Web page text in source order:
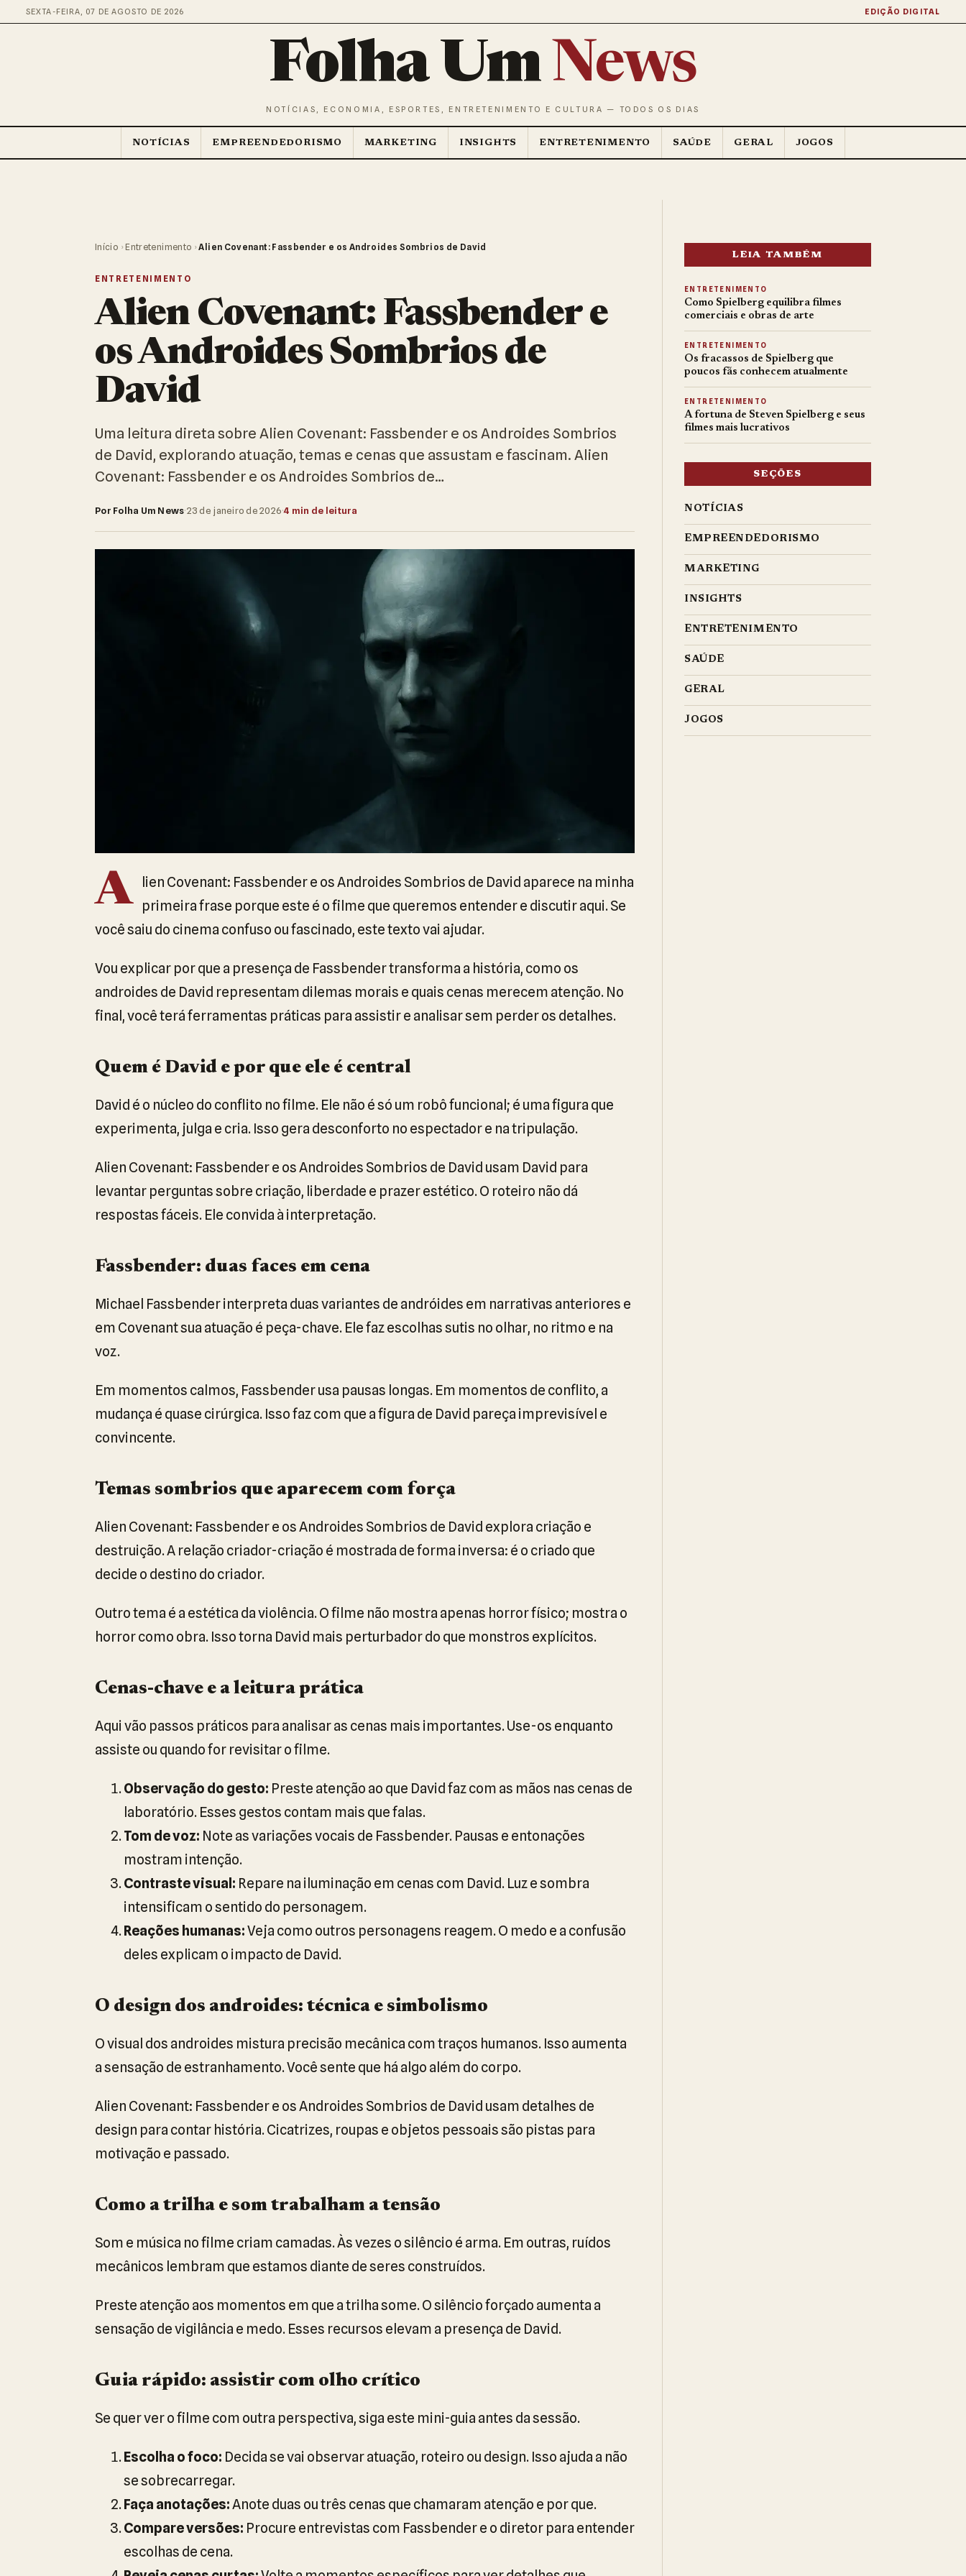
SEXTA-FEIRA, 07 DE AGOSTO DE 2026 EDIÇÃO DIGITAL
Folha Um News
NOTÍCIAS, ECONOMIA, ESPORTES, ENTRETENIMENTO E CULTURA — TODOS OS DIAS
NOTÍCIAS EMPREENDEDORISMO MARKETING INSIGHTS ENTRETENIMENTO SAÚDE GERAL JOGOS
Início › Entretenimento › Alien Covenant: Fassbender e os Androides Sombrios de David
ENTRETENIMENTO
Alien Covenant: Fassbender e
os Androides Sombrios de
David
Uma leitura direta sobre Alien Covenant: Fassbender e os Androides Sombrios
de David, explorando atuação, temas e cenas que assustam e fascinam. Alien
Covenant: Fassbender e os Androides Sombrios de…
Por Folha Um News·23 de janeiro de 2026·4 min de leitura
A
lien Covenant: Fassbender e os Androides Sombrios de David aparece na minha
primeira frase porque este é o filme que queremos entender e discutir aqui. Se
você saiu do cinema confuso ou fascinado, este texto vai ajudar.
Vou explicar por que a presença de Fassbender transforma a história, como os
androides de David representam dilemas morais e quais cenas merecem atenção. No
final, você terá ferramentas práticas para assistir e analisar sem perder os detalhes.
Quem é David e por que ele é central
David é o núcleo do conflito no filme. Ele não é só um robô funcional; é uma figura que
experimenta, julga e cria. Isso gera desconforto no espectador e na tripulação.
Alien Covenant: Fassbender e os Androides Sombrios de David usam David para
levantar perguntas sobre criação, liberdade e prazer estético. O roteiro não dá
respostas fáceis. Ele convida à interpretação.
Fassbender: duas faces em cena
Michael Fassbender interpreta duas variantes de andróides em narrativas anteriores e
em Covenant sua atuação é peça-chave. Ele faz escolhas sutis no olhar, no ritmo e na
voz.
Em momentos calmos, Fassbender usa pausas longas. Em momentos de conflito, a
mudança é quase cirúrgica. Isso faz com que a figura de David pareça imprevisível e
convincente.
Temas sombrios que aparecem com força
Alien Covenant: Fassbender e os Androides Sombrios de David explora criação e
destruição. A relação criador-criação é mostrada de forma inversa: é o criado que
decide o destino do criador.
Outro tema é a estética da violência. O filme não mostra apenas horror físico; mostra o
horror como obra. Isso torna David mais perturbador do que monstros explícitos.
Cenas-chave e a leitura prática
Aqui vão passos práticos para analisar as cenas mais importantes. Use-os enquanto
assiste ou quando for revisitar o filme.
Observação do gesto: Preste atenção ao que David faz com as mãos nas cenas de
laboratório. Esses gestos contam mais que falas.
Tom de voz: Note as variações vocais de Fassbender. Pausas e entonações
mostram intenção.
Contraste visual: Repare na iluminação em cenas com David. Luz e sombra
intensificam o sentido do personagem.
Reações humanas:Veja como outros personagens reagem. O medo e a confusão
deles explicam o impacto de David.
O design dos androides: técnica e simbolismo
O visual dos androides mistura precisão mecânica com traços humanos. Isso aumenta
a sensação de estranhamento. Você sente que há algo além do corpo.
Alien Covenant: Fassbender e os Androides Sombrios de David usam detalhes de
design para contar história. Cicatrizes, roupas e objetos pessoais são pistas para
motivação e passado.
Como a trilha e som trabalham a tensão
Som e música no filme criam camadas. Às vezes o silêncio é arma. Em outras, ruídos
mecânicos lembram que estamos diante de seres construídos.
Preste atenção aos momentos em que a trilha some. O silêncio forçado aumenta a
sensação de vigilância e medo. Esses recursos elevam a presença de David.
Guia rápido: assistir com olho crítico
Se quer ver o filme com outra perspectiva, siga este mini-guia antes da sessão.
Escolha o foco: Decida se vai observar atuação, roteiro ou design. Isso ajuda a não
se sobrecarregar.
Faça anotações:Anote duas ou três cenas que chamaram atenção e por que.
Compare versões: Procure entrevistas com Fassbender e o diretor para entender
escolhas de cena.
LEIA TAMBÉM
ENTRETENIMENTO
Como Spielberg equilibra filmes
comerciais e obras de arte
ENTRETENIMENTO
Os fracassos de Spielberg que
poucos fãs conhecem atualmente
ENTRETENIMENTO
A fortuna de Steven Spielberg e seus
filmes mais lucrativos
SEÇÕES
NOTÍCIAS
EMPREENDEDORISMO
MARKETING
INSIGHTS
ENTRETENIMENTO
SAÚDE
GERAL
JOGOS